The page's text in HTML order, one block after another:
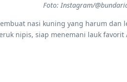
Foto: Instagram/
nasi kuning yang harum
nipis, siap menemani lauk favorit